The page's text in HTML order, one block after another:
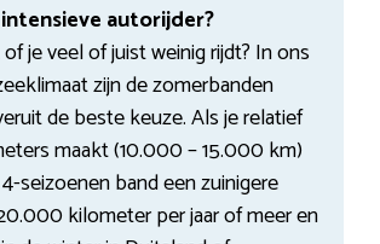
autorijder?
je veel of juist weinig rijdt? In ons
zijn de zomerbanden
de beste keuze. Als je relatief
maakt (10.000 – 15.000 km)
seizoenen band een zuinigere
kilometer per jaar of meer en